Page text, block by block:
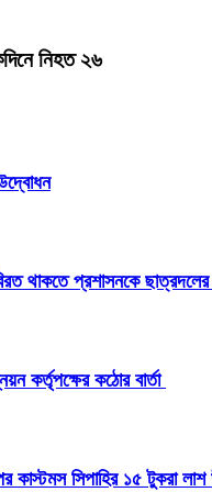
নিহত ২৬
থাকতে প্রশাসনকে
কর্তৃপক্ষের কঠোর বার্তা
কাস্টমস সিপাহির ১৫ টুকরা লাশ